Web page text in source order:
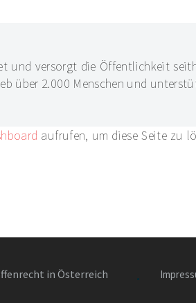
und versorgt die Öffentlichkeit
über 2.000 Menschen und
aufrufen, um diese Seite zu
in Österreich